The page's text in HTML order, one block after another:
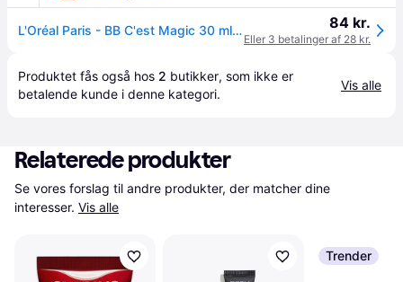
L'Oréal Paris - BB C'est Magic 30 ml - Light 84 kr.
Eller 3 betalinger af 28 kr.
Produktet fås også hos 2 butikker, som ikke er
betalende kunde i denne kategori.
Vis alle
Relaterede produkter
Se vores forslag til andre produkter, der matcher dine
interesser. Vis alle
Trender